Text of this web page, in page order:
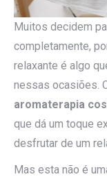
Muitos decidem
completamente,
relaxante é algo
nessas ocasiões.
aromaterapia
que dá um toque
desfrutar de um
Mas esta não é